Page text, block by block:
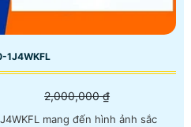
1J4WKFL
2,000,000 ₫
mang đến hình ảnh sắc